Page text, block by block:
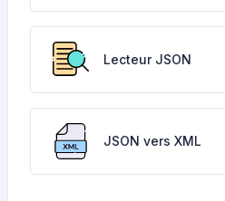
Lecteur JSON
JSON vers XML